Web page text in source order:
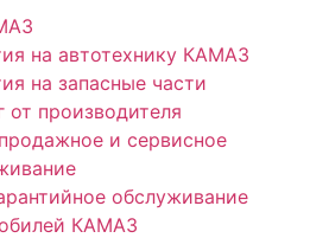
на автотехнику КАМАЗ
на запасные части
от производителя
и сервисное
обслуживание
КАМАЗ